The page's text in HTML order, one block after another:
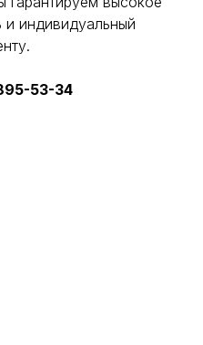
и индивидуальный
53-34